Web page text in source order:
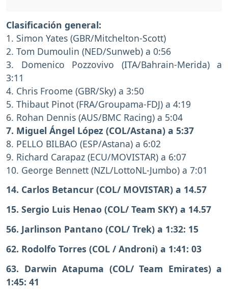
Clasificación general:
1. Simon Yates (GBR/Mitchelton-Scott)
2. Tom Dumoulin (NED/Sunweb) a 0:56
3. Domenico Pozzovivo (ITA/Bahrain-Merida) a
3:11
4. Chris Froome (GBR/Sky) a 3:50
5. Thibaut Pinot (FRA/Groupama-FDJ) a 4:19
6. Rohan Dennis (AUS/BMC Racing) a 5:04
7. Miguel Ángel López (COL/Astana) a 5:37
8. PELLO BILBAO (ESP/Astana) a 6:02
9. Richard Carapaz (ECU/MOVISTAR) a 6:07
10. George Bennett (NZL/LottoNL-Jumbo) a 7:01
14. Carlos Betancur (COL/ MOVISTAR) a 14.57
15. Sergio Luis Henao (COL/ Team SKY) a 14.57
56. Jarlinson Pantano (COL/ Trek) a 1:32: 15
62. Rodolfo Torres (COL / Androni) a 1:41: 03
63. Darwin Atapuma (COL/ Team Emirates) a
1:45: 41